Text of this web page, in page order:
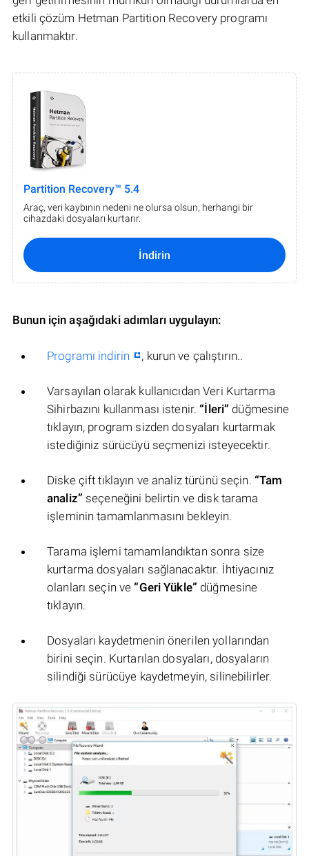
etkili çözüm Hetman Partition Recovery programı
kullanmaktır.
Partition Recovery™ 5.4
Araç, veri kaybının nedeni ne olursa olsun, herhangi bir
cihazdaki dosyaları kurtarır.
İndirin
Bunun için aşağıdaki adımları uygulayın:
Programı indirin , kurun ve çalıştırın..
Varsayılan olarak kullanıcıdan Veri Kurtarma
Sihirbazını kullanması istenir. “İleri” düğmesine
tıklayın, program sizden dosyaları kurtarmak
istediğiniz sürücüyü seçmenizi isteyecektir.
Diske çift tıklayın ve analiz türünü seçin. “Tam
analiz” seçeneğini belirtin ve disk tarama
işleminin tamamlanmasını bekleyin.
Tarama işlemi tamamlandıktan sonra size
kurtarma dosyaları sağlanacaktır. İhtiyacınız
olanları seçin ve “Geri Yükle” düğmesine
tıklayın.
Dosyaları kaydetmenin önerilen yollarından
birini seçin. Kurtarılan dosyaları, dosyaların
silindiği sürücüye kaydetmeyin, silinebilirler.